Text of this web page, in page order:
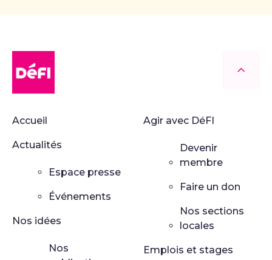
Accueil
Actualités
Espace presse
Événements
Nos idées
Nos
Agir avec DéFI
Devenir
membre
Faire un don
Nos sections
locales
Emplois et stages